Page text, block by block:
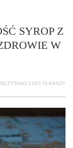
SYROP Z
W
1 005 764 RAZY